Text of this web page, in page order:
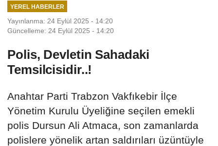
YEREL HABERLER
Yayınlanma: 24 Eylül 2025 - 14:20
Güncelleme: 24 Eylül 2025 - 14:20
Polis, Devletin Sahadaki
Temsilcisidir..!
Anahtar Parti Trabzon Vakfıkebir İlçe
Yönetim Kurulu Üyeliğine seçilen emekli
polis Dursun Ali Atmaca, son zamanlarda
polislere yönelik artan saldırıları üzüntüyle